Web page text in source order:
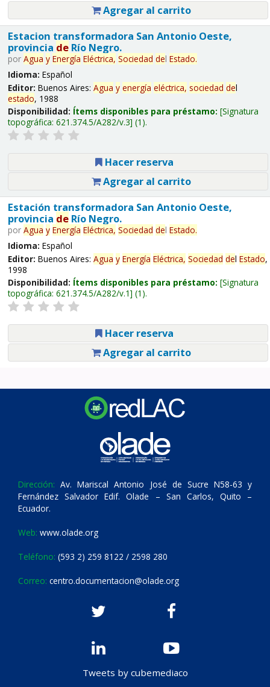
Agregar al carrito
Estacion transformadora San Antonio Oeste,
provincia deRío Negro.
por Agua y Energía Eléctrica, Sociedad del Estado.
Idioma: Español
Editor: Buenos Aires: Agua y energía eléctrica, sociedad del
estado, 1988
Disponibilidad: Ítems disponibles para préstamo: Signatura
topográfica: 621.374.5/A282/v.3 (1).
Hacer reserva
Agregar al carrito
Estación transformadora San Antonio Oeste,
provincia deRío Negro.
por Agua y Energía Eléctrica, Sociedad del Estado.
Idioma: Español
Editor: Buenos Aires: Agua y Energía Eléctrica, Sociedad del Estado,
1998
Disponibilidad: Ítems disponibles para préstamo: Signatura
topográfica: 621.374.5/A282/v.1 (1).
Hacer reserva
Agregar al carrito
Dirección: Av. Mariscal Antonio José de Sucre N58-63 y
Fernández Salvador Edif. Olade – San Carlos, Quito –
Ecuador.
Web: www.olade.org
Teléfono: (593 2) 259 8122 / 2598 280
Correo: centro.documentacion@olade.org
Tweets by cubemediaco